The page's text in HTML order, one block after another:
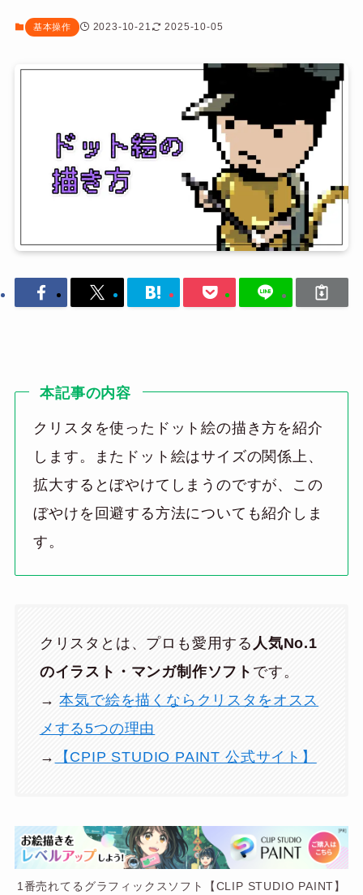
基本操作 2023-10-21 2025-10-05
本記事の内容
クリスタを使ったドット絵の描き方を紹介
します。またドット絵はサイズの関係上、
拡大するとぼやけてしまうのですが、この
ぼやけを回避する方法についても紹介しま
す。
クリスタとは、プロも愛用する 人気No.1
のイラスト・マンガ制作ソフト です。
→本気で絵を描くならクリスタをオスス
メする5つの理由
→
【CPIP STUDIO PAINT 公式サイト】
1番売れてるグラフィックスソフト【CLIP STUDIO PAINT】